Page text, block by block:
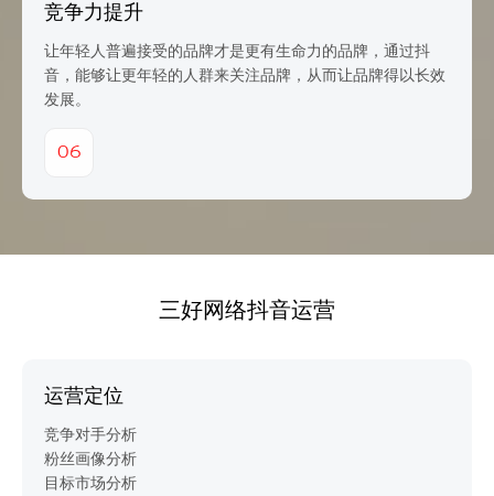
竞争力提升
让年轻人普遍接受的品牌才是更有生命力的品牌，通过抖
音，能够让更年轻的人群来关注品牌，从而让品牌得以长效
发展。
06
三好网络抖音运营
运营定位
竞争对手分析
粉丝画像分析
目标市场分析